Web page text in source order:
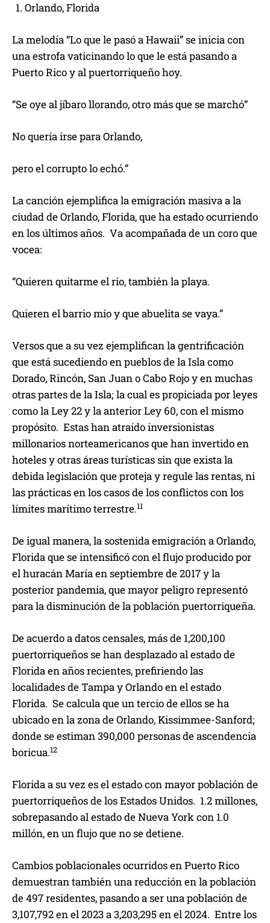
Orlando, Florida
La melodía “Lo que le pasó a Hawaii” se inicia con
una estrofa vaticinando lo que le está pasando a
Puerto Rico y al puertorriqueño hoy.
“Se oye al jíbaro llorando, otro más que se marchó”
No quería irse para Orlando,
pero el corrupto lo echó.”
La canción ejemplifica la emigración masiva a la
ciudad de Orlando, Florida, que ha estado ocurriendo
en los últimos años. Va acompañada de un coro que
vocea:
“Quieren quitarme el río, también la playa.
Quieren el barrio mío y que abuelita se vaya.”
Versos que a su vez ejemplifican la gentrificación
que está sucediendo en pueblos de la Isla como
Dorado, Rincón, San Juan o Cabo Rojo y en muchas
otras partes de la Isla; la cual es propiciada por leyes
como la Ley 22 y la anterior Ley 60, con el mismo
propósito. Estas han atraído inversionistas
millonarios norteamericanos que han invertido en
hoteles y otras áreas turísticas sin que exista la
debida legislación que proteja y regule las rentas, ni
las prácticas en los casos de los conflictos con los
límites marítimo terrestre.11
De igual manera, la sostenida emigración a Orlando,
Florida que se intensificó con el flujo producido por
el huracán María en septiembre de 2017 y la
posterior pandemia, que mayor peligro representó
para la disminución de la población puertorriqueña.
De acuerdo a datos censales, más de 1,200,100
puertorriqueños se han desplazado al estado de
Florida en años recientes, prefiriendo las
localidades de Tampa y Orlando en el estado
Florida. Se calcula que un tercio de ellos se ha
ubicado en la zona de Orlando, Kissimmee-Sanford;
donde se estiman 390,000 personas de ascendencia
boricua.12
Florida a su vez es el estado con mayor población de
puertorriqueños de los Estados Unidos. 1.2 millones,
sobrepasando al estado de Nueva York con 1.0
millón, en un flujo que no se detiene.
Cambios poblacionales ocurridos en Puerto Rico
demuestran también una reducción en la población
de 497 residentes, pasando a ser una población de
3,107,792 en el 2023 a 3,203,295 en el 2024. Entre los